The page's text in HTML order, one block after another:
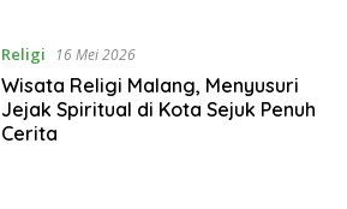
Religi 16 Mei 2026
Wisata Religi Malang, Menyusuri
Jejak Spiritual di Kota Sejuk Penuh
Cerita